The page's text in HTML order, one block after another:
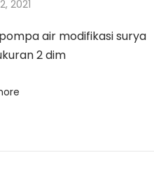
2021
air modifikasi surya
2 dim